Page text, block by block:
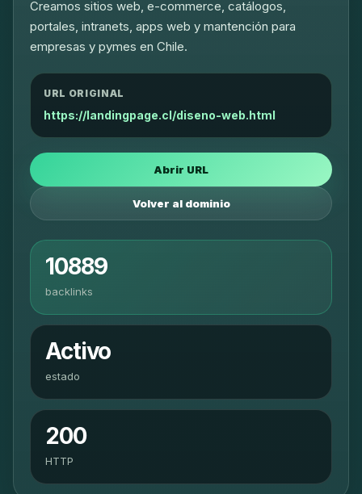
Creamos sitios web, e-commerce, catálogos,
portales, intranets, apps web y mantención para
empresas y pymes en Chile.
URL ORIGINAL
https://landingpage.cl/diseno-web.html
Abrir URL
Volver al dominio
10889
backlinks
Activo
estado
200
HTTP